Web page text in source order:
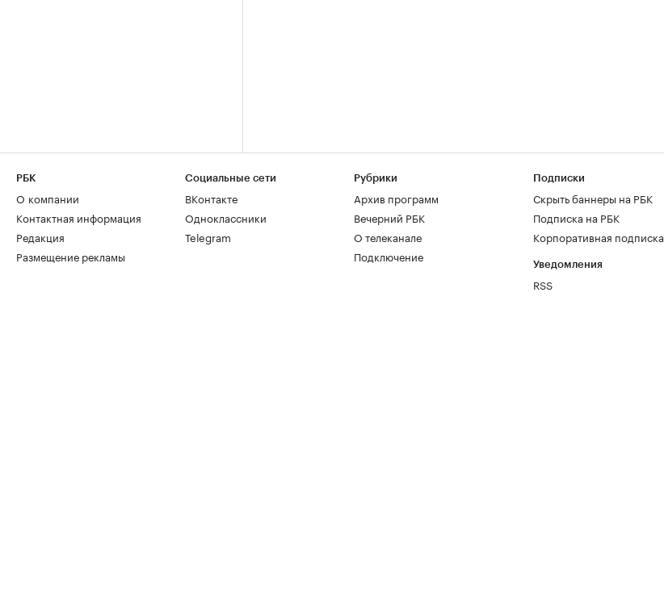
РБК
О компании
Контактная информация
Редакция
Размещение рекламы
Социальные сети
ВКонтакте
Одноклассники
Telegram
Рубрики
Архив программ
Вечерний РБК
О телеканале
Подключение
Подписки
Скрыть баннеры на РБК
Подписка на РБК
Корпоративная подписка
Уведомления
RSS